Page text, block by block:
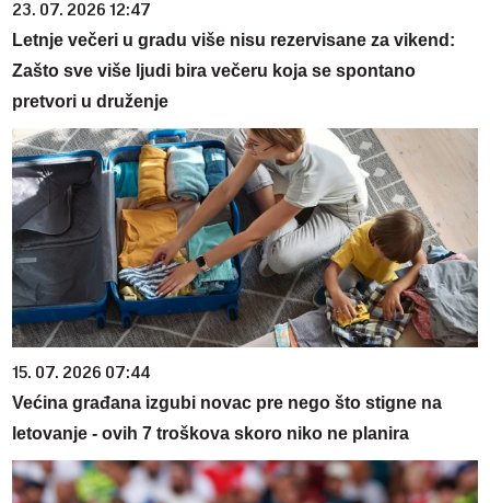
23. 07. 2026 12:47
Letnje večeri u gradu više nisu rezervisane za vikend:
Zašto sve više ljudi bira večeru koja se spontano
pretvori u druženje
15. 07. 2026 07:44
Većina građana izgubi novac pre nego što stigne na
letovanje - ovih 7 troškova skoro niko ne planira